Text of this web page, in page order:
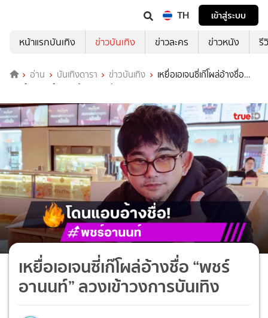
TH
เข้าสู่ระบบ
หน้าแรกบันเทิง
ข่าวบันเทิง ข่าวละคร ข่าวหนัง รี
อ่าน บันเทิงดารา ข่าวบันเทิง
เหยื่อเอเจนซี่เก๊โผล่อ้างชื่อ
“พชร์ อานนท์” ลวงเข้าวงการบันเทิง
เหยื่อเอเจนซี่เก๊โผล่อ้างชื่อ “พชร์
อานนท์” ลวงเข้าวงการบันเทิง